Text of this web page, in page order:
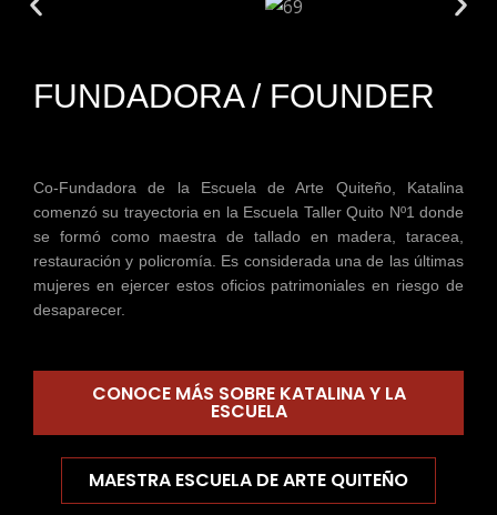
FUNDADORA / FOUNDER
Co-Fundadora de la Escuela de Arte Quiteño, Katalina
comenzó su trayectoria en la Escuela Taller Quito Nº1 donde
se formó como maestra de tallado en madera, taracea,
restauración y policromía. Es considerada una de las últimas
mujeres en ejercer estos oficios patrimoniales en riesgo de
desaparecer.
CONOCE MÁS SOBRE KATALINA Y LA
ESCUELA
MAESTRA ESCUELA DE ARTE QUITEÑO